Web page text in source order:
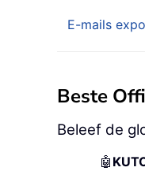
E-mails
Beste
Beleef de
🤖